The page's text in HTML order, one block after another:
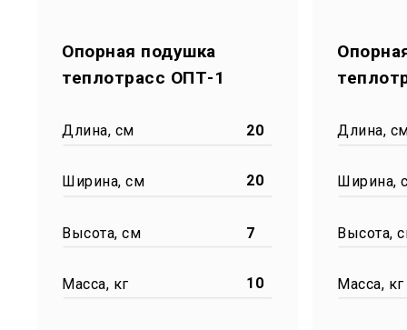
Опорная подушка
теплотрасс ОПТ-1
Длина, см
Ширина, см
Высота, см
Масса, кг
20
20
7
10
Длина,
Ширина,
Высота,
Масса, кг